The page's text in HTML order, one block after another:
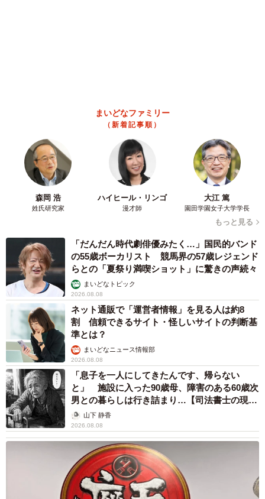
2026.08.08
19歳でハライチ岩井勇気と年の差婚から3年、
22歳元おはガール髪バッサリ「ショート似合い
まいどなメディア
オフィスに置かれたウォーターサーバー 空の
2Lボトル持参し毎日給水する男性社員→総務担
当者の注意にまさかの逆ギレ！【弁護士が解
2026.08.08
「我慢できず」村上佳菜子、イケメン夫と全力
ハグ「可愛いふたり」「素敵なご夫婦」
まいどなメディア
2026.08.08
12歳の愛犬に変化 1歳息子の膝で甘える初め
て見せる姿に反響 これまで「見守る立場」だ
ったのに…「頭ポンポンが愛に満ちている」
「尊…」
梨木 香奈
2026.08.08
何かと人に舐められた黒髪時代 30代後半で金
髪デビューしたら…人生が激変！【漫画】
海川 まこと
2026.08.08
夫はマイファスHiro、義父母も義兄も超有名歌
手の28歳モデル兼俳優が第1子出産を報告「母
子ともに健康…日々、大切に過ごしたい」